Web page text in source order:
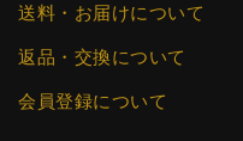
送料・お届けについて
返品・交換について
会員登録について